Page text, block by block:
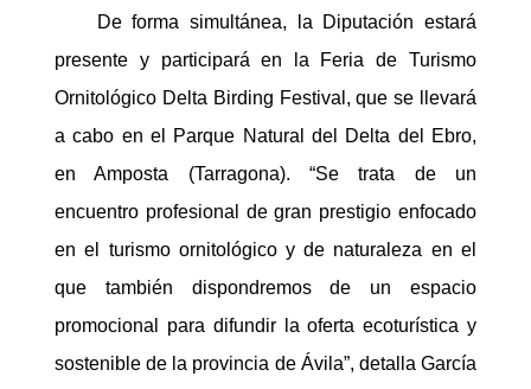
De forma simultánea, la Diputación estará
presente y participará en la Feria de Turismo
Ornitológico Delta Birding Festival, que se llevará
a cabo en el Parque Natural del Delta del Ebro,
en Amposta (Tarragona). “Se trata de un
encuentro profesional de gran prestigio enfocado
en el turismo ornitológico y de naturaleza en el
que también dispondremos de un espacio
promocional para difundir la oferta ecoturística y
sostenible de la provincia de Ávila”, detalla García